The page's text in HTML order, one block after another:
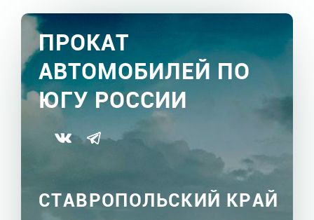
ПРОКАТ
АВТОМОБИЛЕЙ ПО
ЮГУ РОССИИ
СТАВРОПОЛЬСКИЙ КРАЙ